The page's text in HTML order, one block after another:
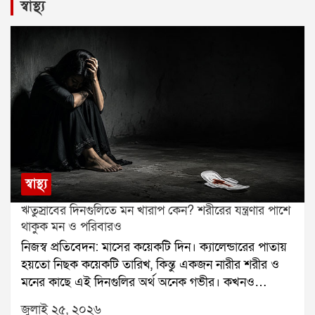
স্বাস্থ্য
স্বাস্থ্য
ঋতুস্রাবের দিনগুলিতে মন খারাপ কেন? শরীরের যন্ত্রণার পাশে
থাকুক মন ও পরিবারও
নিজস্ব প্রতিবেদন: মাসের কয়েকটি দিন। ক্যালেন্ডারের পাতায়
হয়তো নিছক কয়েকটি তারিখ, কিন্তু একজন নারীর শরীর ও
মনের কাছে এই দিনগুলির অর্থ অনেক গভীর। কখনও
তলপেটের অসহ্য ব্যথা, কখনও কোমর ও পিঠে টান, মাথা
জুলাই ২৫, ২০২৬